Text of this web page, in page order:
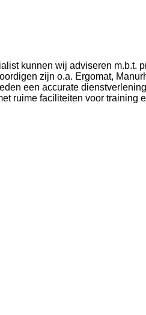
kunnen wij adviseren m.b.t.
zijn o.a. Ergomat,
een accurate
ruime faciliteiten voor training